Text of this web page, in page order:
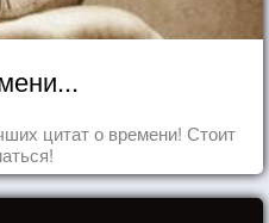
цитат о времени! Стоит